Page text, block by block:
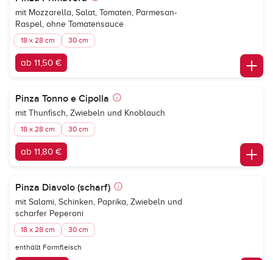
mit Mozzarella, Salat, Tomaten, Parmesan-
Raspel, ohne Tomatensauce
18 x 28 cm 30 cm
ab 11,50 €
Pinza Tonno e Cipolla
mit Thunfisch, Zwiebeln und Knoblauch
18 x 28 cm 30 cm
ab 11,80 €
Pinza Diavolo (scharf)
mit Salami, Schinken, Paprika, Zwiebeln und
scharfer Peperoni
18 x 28 cm 30 cm
enthällt Formfleisch